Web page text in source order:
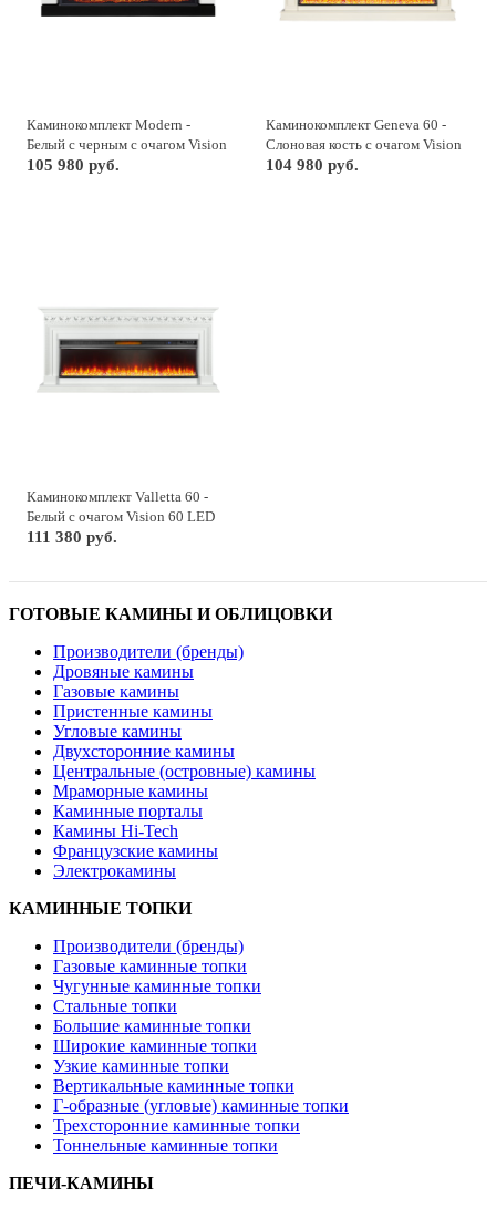
Каминокомплект Modern -
Белый с черным с очагом Vision
60 LOG LED
105 980 руб.
Каминокомплект Geneva 60 -
Слоновая кость с очагом Vision
60 LED
104 980 руб.
Каминокомплект Valletta 60 -
Белый с очагом Vision 60 LED
111 380 руб.
ГОТОВЫЕ КАМИНЫ И ОБЛИЦОВКИ
Производители (бренды)
Дровяные камины
Газовые камины
Пристенные камины
Угловые камины
Двухсторонние камины
Центральные (островные) камины
Мраморные камины
Каминные порталы
Камины Hi-Tech
Французские камины
Электрокамины
КАМИННЫЕ ТОПКИ
Производители (бренды)
Газовые каминные топки
Чугунные каминные топки
Стальные топки
Большие каминные топки
Широкие каминные топки
Узкие каминные топки
Вертикальные каминные топки
Г-образные (угловые) каминные топки
Трехсторонние каминные топки
Тоннельные каминные топки
ПЕЧИ-КАМИНЫ